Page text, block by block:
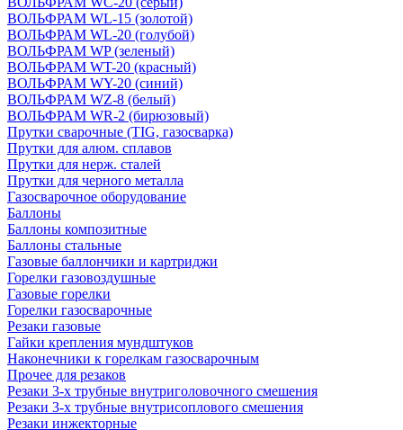
ВОЛЬФРАМ WL-15 (золотой)
ВОЛЬФРАМ WL-20 (голубой)
ВОЛЬФРАМ WP (зеленый)
ВОЛЬФРАМ WT-20 (красный)
ВОЛЬФРАМ WY-20 (синий)
ВОЛЬФРАМ WZ-8 (белый)
ВОЛЬФРАМ WR-2 (бирюзовый)
Прутки сварочные (TIG, газосварка)
Прутки для алюм. сплавов
Прутки для нерж. сталей
Прутки для черного металла
Газосварочное оборудование
Баллоны
Баллоны композитные
Баллоны стальные
Газовые баллончики и картриджи
Горелки газовоздушные
Газовые горелки
Горелки газосварочные
Резаки газовые
Гайки крепления мундштуков
Наконечники к горелкам газосварочным
Прочее для резаков
Резаки 3-х трубные внутриголовочного смешения
Резаки 3-х трубные внутрисоплового смешения
Резаки инжекторные